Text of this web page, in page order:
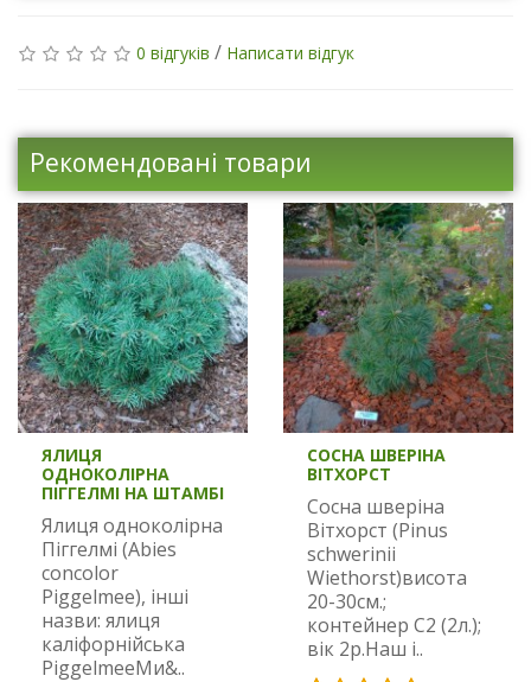
0 відгуків / Написати відгук
Рекомендовані товари
ЯЛИЦЯ
ОДНОКОЛІРНА
ПІГГЕЛМІ НА ШТАМБІ
Ялиця одноколірна
Піггелмі (Abies
concolor
Piggelmee), інші
назви: ялиця
каліфорнійська
PiggelmeeМи&..
СОСНА ШВЕРІНА
ВІТХОРСТ
Сосна шверіна
Вітхорст (Pinus
schwerinii
Wiethorst)висота
20-30см.;
контейнер С2 (2л.);
вік 2р.Наш і..